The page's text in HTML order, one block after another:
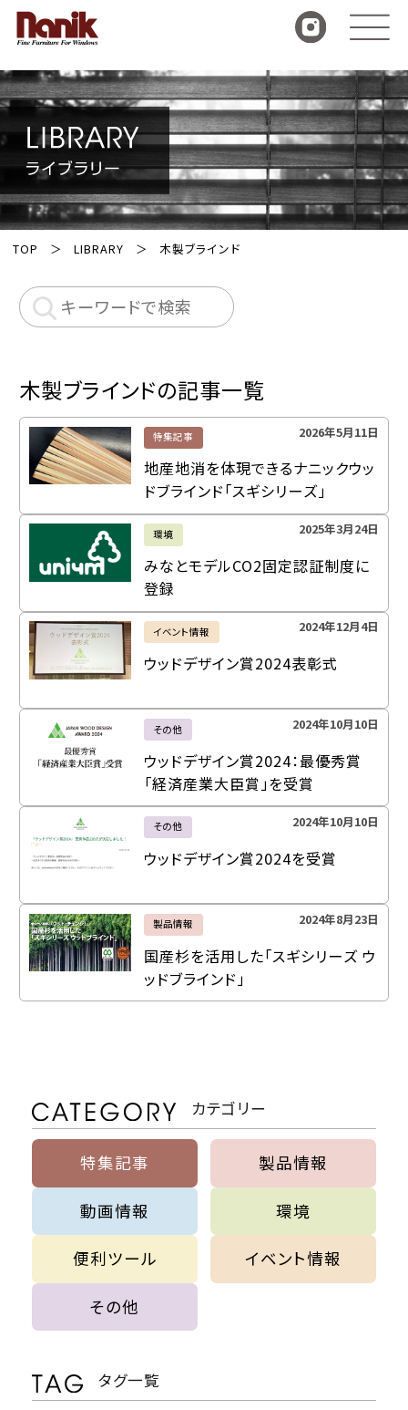
TOP LIBRARY 木製ブラインド
木製ブラインドの記事一覧
特集記事 2026年5月11日
地産地消を体現できるナニックウッ
ドブラインド「スギシリーズ」
環境 2025年3月24日
みなとモデルCO2固定認証制度に
登録
イベント情報 2024年12月4日
ウッドデザイン賞2024表彰式
その他 2024年10月10日
ウッドデザイン賞2024：最優秀賞
「経済産業大臣賞」を受賞
その他 2024年10月10日
ウッドデザイン賞2024を受賞
製品情報 2024年8月23日
国産杉を活用した「スギシリーズ ウ
ッドブラインド」
カテゴリー
特集記事 製品情報
動画情報 環境
便利ツール イベント情報
その他
タグ一覧